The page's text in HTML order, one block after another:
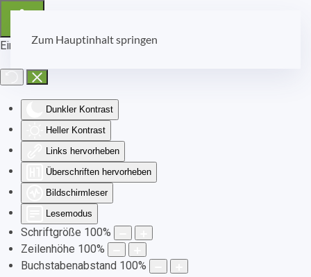
Eingabehilfen öffnen
Dunkler Kontrast
Heller Kontrast
Links hervorheben
Überschriften hervorheben
Bildschirmleser
Lesemodus
Schriftgröße 100%
Zeilenhöhe 100%
Buchstabenabstand 100%
Zum Hauptinhalt springen